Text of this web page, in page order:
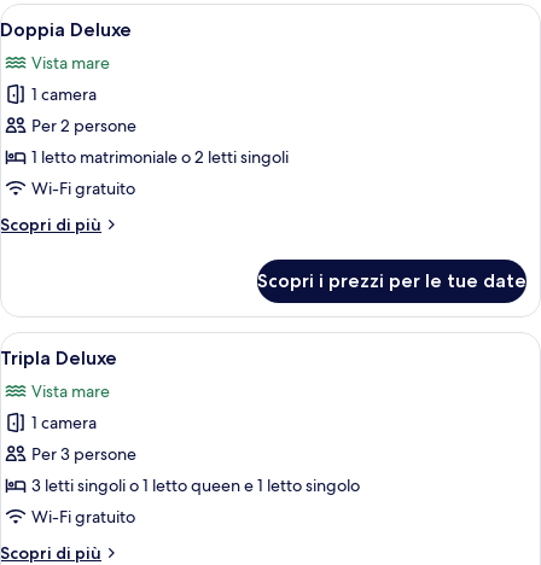
Apri
tutte
le
foto
per
Doppia
Deluxe
Una camera d'albergo con un letto,
8
Doppia Deluxe
Vista mare
1 camera
Per 2 persone
1 letto matrimoniale o 2 letti singoli
Wi-Fi gratuito
Scopri di più
Altri
Deluxe
Scopri i prezzi per le tue date
Apri
tutte
le
foto
per
Tripla
Deluxe
Una camera d'albergo con un letto,
8
Tripla Deluxe
Vista mare
1 camera
Per 3 persone
3 letti singoli o 1 letto queen e 1 letto singolo
Wi-Fi gratuito
Scopri di più
Altri